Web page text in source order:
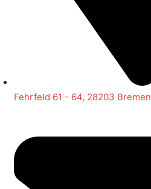
Fehrfeld 61 - 64, 28203 Bremen